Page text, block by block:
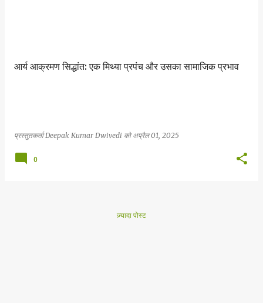
आर्य आक्रमण सिद्धांत: एक मिथ्या प्रपंच और उसका सामाजिक प्रभाव
प्रस्तुतकर्ताDeepak Kumar Dwivedi कोअप्रैल 01, 2025
0
ज़्यादा पोस्ट